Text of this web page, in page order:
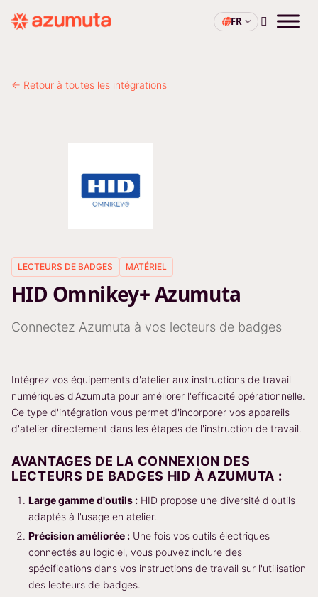
FR
← Retour à toutes les intégrations
LECTEURS DE BADGES MATÉRIEL
HID Omnikey+ Azumuta
Connectez Azumuta à vos lecteurs de badges
Intégrez vos équipements d'atelier aux instructions de travail
numériques d'Azumuta pour améliorer l'efficacité opérationnelle.
Ce type d'intégration vous permet d'incorporer vos appareils
d'atelier directement dans les étapes de l'instruction de travail.
AVANTAGES DE LA CONNEXION DES
LECTEURS DE BADGES HID À AZUMUTA :
Large gamme d'outils : HID propose une diversité d'outils
adaptés à l'usage en atelier.
Précision améliorée : Une fois vos outils électriques
connectés au logiciel, vous pouvez inclure des
spécifications dans vos instructions de travail sur l'utilisation
des lecteurs de badges.